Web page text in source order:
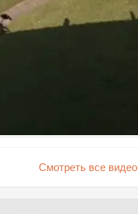
Смотреть все видео